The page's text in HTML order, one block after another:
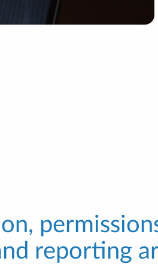
reporting